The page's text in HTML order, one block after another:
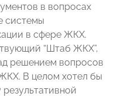
в вопросах
системы
в сфере ЖКХ.
“Штаб ЖКХ”,
решением вопросов
В целом хотел бы